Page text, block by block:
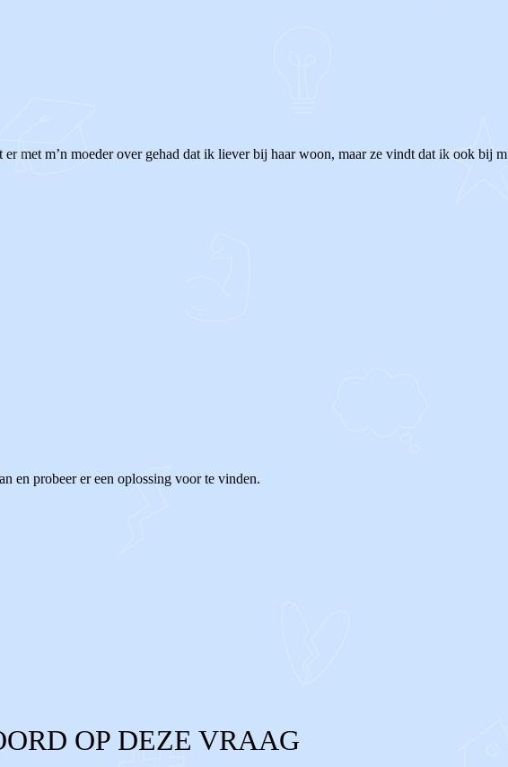
met m’n moeder over gehad dat ik liever bij haar woon, maar ze vindt dat ik ook bij
en probeer er een oplossing voor te vinden.
OP DEZE VRAAG